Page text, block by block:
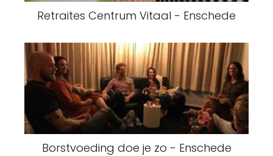
Retraites Centrum Vitaal - Enschede
Borstvoeding doe je zo - Enschede